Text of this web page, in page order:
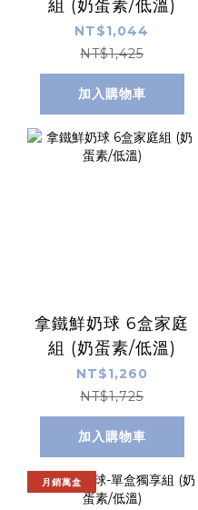
組 (奶蛋素/低溫)
NT$1,044
NT$1,425
加入購物車
拿鐵鮮奶球 6盒家庭
組 (奶蛋素/低溫)
NT$1,260
NT$1,725
加入購物車
月銷萬盒